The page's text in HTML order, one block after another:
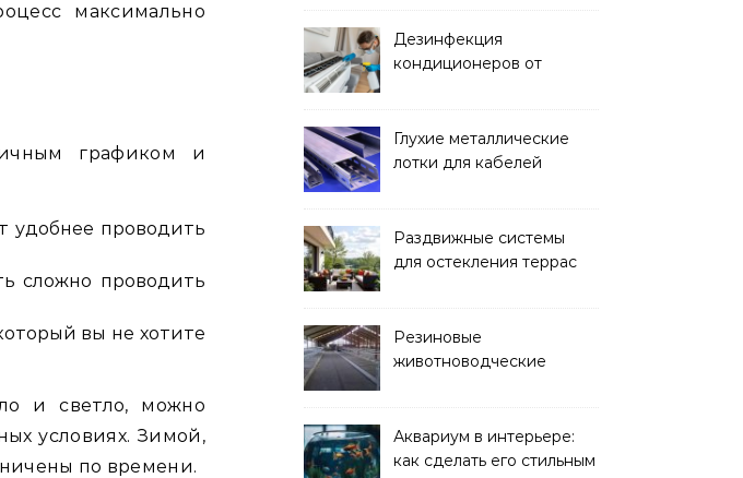
максимально
графиком и
удобнее проводить
сложно проводить
вы не хотите
и светло, можно
условиях. Зимой,
по времени.
Дезинфекция
кондиционеров от
Глухие металлические
лотки для кабелей
Раздвижные системы
для остекления террас
Резиновые
животноводческие
решать
Аквариум в интерьере:
как сделать его стильным